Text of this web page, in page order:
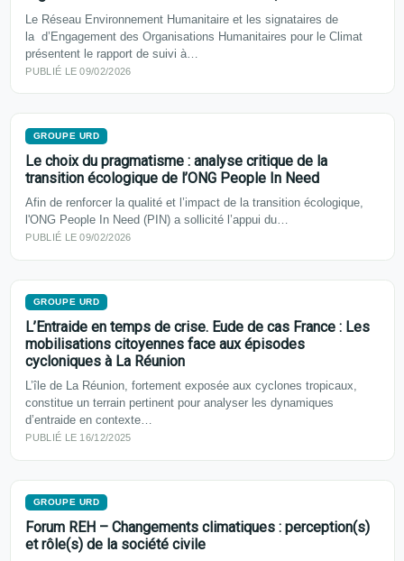
Le Réseau Environnement Humanitaire et les signataires de
la d’Engagement des Organisations Humanitaires pour le Climat
présentent le rapport de suivi à…
PUBLIÉ LE 09/02/2026
GROUPE URD
Le choix du pragmatisme : analyse critique de la
transition écologique de l’ONG People In Need
Afin de renforcer la qualité et l’impact de la transition écologique,
l'ONG People In Need (PIN) a sollicité l’appui du…
PUBLIÉ LE 09/02/2026
GROUPE URD
L’Entraide en temps de crise. Eude de cas France : Les
mobilisations citoyennes face aux épisodes
cycloniques à La Réunion
L’île de La Réunion, fortement exposée aux cyclones tropicaux,
constitue un terrain pertinent pour analyser les dynamiques
d’entraide en contexte…
PUBLIÉ LE 16/12/2025
GROUPE URD
Forum REH – Changements climatiques : perception(s)
et rôle(s) de la société civile